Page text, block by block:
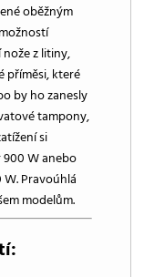
oběžným
z litiny,
příměsi, které
by ho zanesly
tampony,
si
W anebo
Pravoúhlá
modelům.